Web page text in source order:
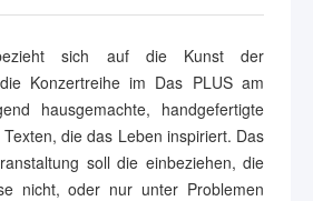
sich auf die Kunst der
Konzertreihe im Das PLUS am
hausgemachte, handgefertigte
die das Leben inspiriert. Das
soll die einbeziehen, die
nicht, oder nur unter Problemen